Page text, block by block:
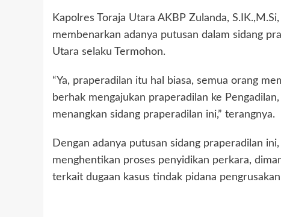
Kapolres Toraja Utara AKBP Zulanda,
membenarkan adanya putusan dalam sidang
Utara selaku Termohon.
“Ya, praperadilan itu hal biasa, semua orang
berhak mengajukan praperadilan ke
menangkan sidang praperadilan ini,” terangnya.
Dengan adanya putusan sidang praperadilan
menghentikan proses penyidikan perkara,
terkait dugaan kasus tindak pidana